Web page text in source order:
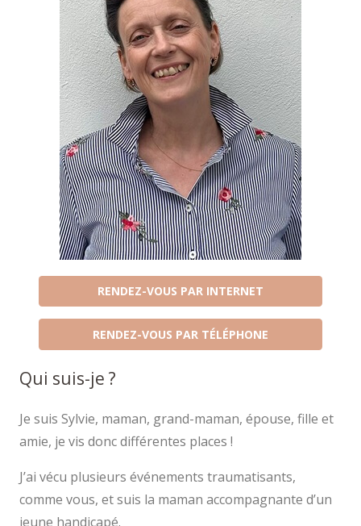
Qui suis-je ?
Je suis Sylvie, maman, grand-maman, épouse, fille et
amie, je vis donc différentes places !
J’ai vécu plusieurs événements traumatisants,
comme vous, et suis la maman accompagnante d’un
jeune handicapé.
RENDEZ-VOUS PAR INTERNET
RENDEZ-VOUS PAR TÉLÉPHONE